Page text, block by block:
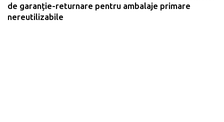
de garanție-returnare pentru ambalaje primare
nereutilizabile